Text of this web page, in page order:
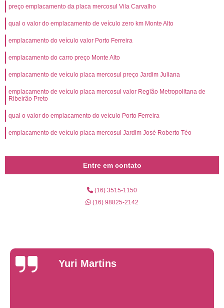
preço emplacamento da placa mercosul Vila Carvalho
qual o valor do emplacamento de veículo zero km Monte Alto
emplacamento do veículo valor Porto Ferreira
emplacamento do carro preço Monte Alto
emplacamento de veículo placa mercosul preço Jardim Juliana
emplacamento de veículo placa mercosul valor Região Metropolitana de
Ribeirão Preto
qual o valor do emplacamento do veículo Porto Ferreira
emplacamento de veículo placa mercosul Jardim José Roberto Téo
Entre em contato
(16) 3515-1150
(16) 98825-2142
Yuri Martins